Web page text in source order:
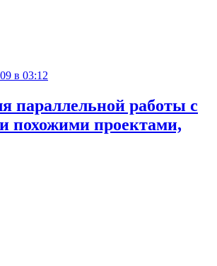
в 03:12
параллельной работы с
похожими проектами,